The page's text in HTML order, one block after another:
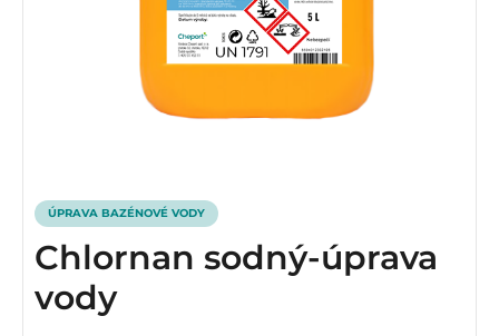
ÚPRAVA BAZÉNOVÉ VODY
Chlornan sodný-úprava
vody